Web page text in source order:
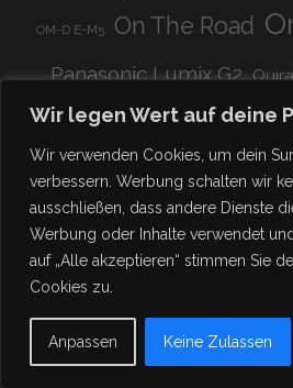
Wir legen Wert auf deine
Wir verwenden Cookies, um dein
verbessern. Werbung schalten wir
ausschließen, dass andere Dienste
Werbung oder Inhalte verwendet
auf „Alle akzeptieren“ stimmen Sie
Cookies zu.
Anpassen Keine Zulassen
OM-D E-M5 On The Road
Panasonic Lumix G2
Rundreise schnell &
Stadion super lecker
vegetarisch Viadukt
zu Hause
- FAMILIE